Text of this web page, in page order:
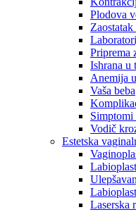
Plodova
Priprema
Ishrana u
Anemija
Vaša beba
Simptomi
Vodič
Estetska
Laserska